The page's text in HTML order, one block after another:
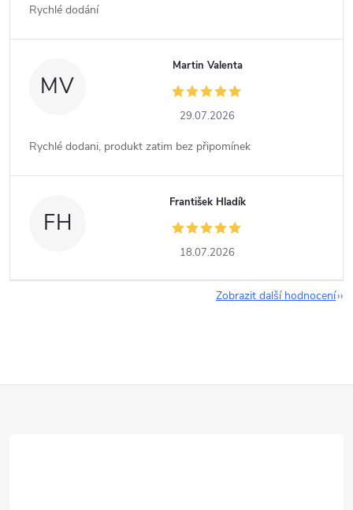
Rychlé dodání
MV
Martin Valenta
29.07.2026
Rychlé dodani, produkt zatim bez připomínek
FH
František Hladík
18.07.2026
Zobrazit další hodnocení